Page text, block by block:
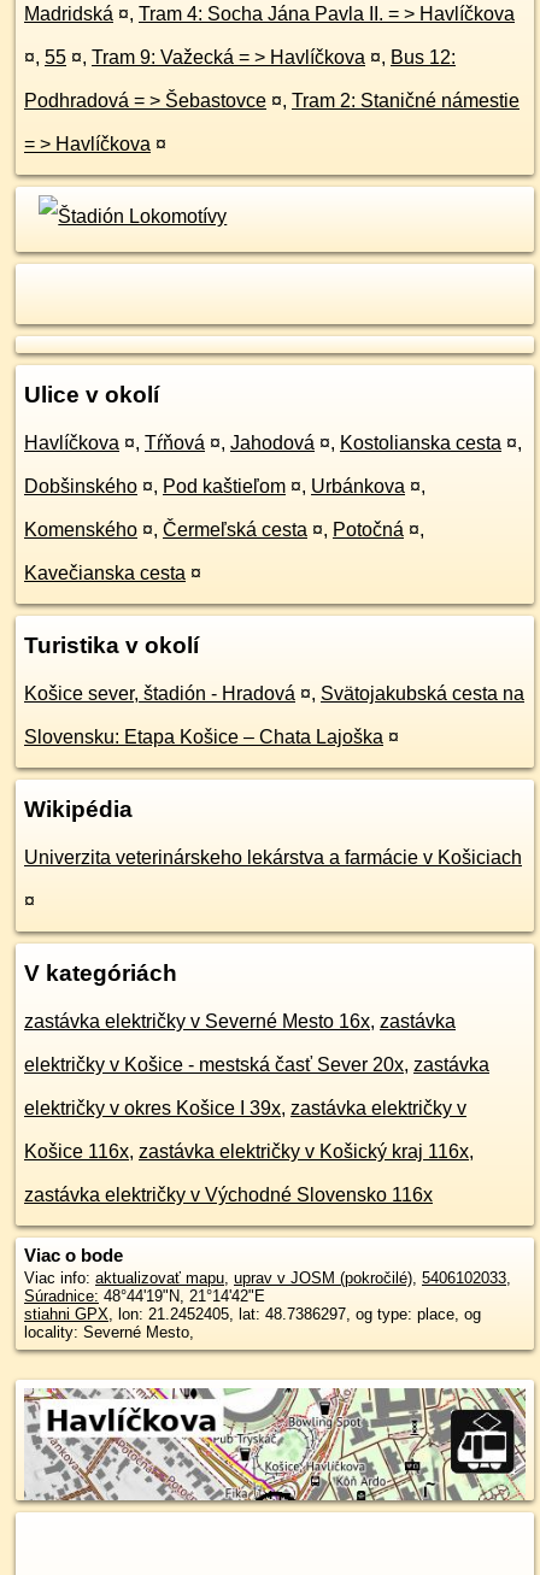
Madridská ¤, Tram 4: Socha Jána Pavla II. = > Havlíčkova
¤, 55 ¤, Tram 9: Važecká = > Havlíčkova ¤, Bus 12:
Podhradová = > Šebastovce ¤, Tram 2: Staničné námestie
= > Havlíčkova ¤
Ulice v okolí
Havlíčkova ¤, Tŕňová ¤, Jahodová ¤, Kostolianska cesta ¤,
Dobšinského ¤, Pod kaštieľom ¤, Urbánkova ¤,
Komenského ¤, Čermeľská cesta ¤, Potočná ¤,
Kavečianska cesta ¤
Turistika v okolí
Košice sever, štadión - Hradová ¤, Svätojakubská cesta na
Slovensku: Etapa Košice – Chata Lajoška ¤
Wikipédia
Univerzita veterinárskeho lekárstva a farmácie v Košiciach
¤
V kategóriách
zastávka električky v Severné Mesto 16x, zastávka
električky v Košice - mestská časť Sever 20x, zastávka
električky v okres Košice I 39x, zastávka električky v
Košice 116x, zastávka električky v Košický kraj 116x,
zastávka električky v Východné Slovensko 116x
Viac o bode
Viac info: aktualizovať mapu, uprav v JOSM (pokročilé), 5406102033,
Súradnice: 48°44'19"N, 21°14'42"E
stiahni GPX, lon: 21.2452405, lat: 48.7386297, og type: place, og
locality: Severné Mesto,